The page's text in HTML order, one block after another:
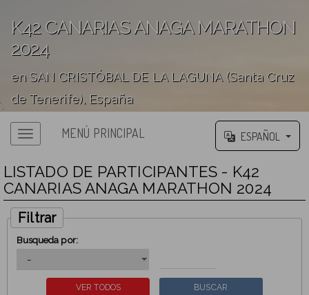
K42 CANARIAS ANAGA MARATHON
2024
en SAN CRISTÓBAL DE LA LAGUNA (Santa Cruz
de Tenerife), España
';
MENÚ PRINCIPAL ESPAÑOL
LISTADO DE PARTICIPANTES - K42
CANARIAS ANAGA MARATHON 2024
Filtrar
Busqueda por: